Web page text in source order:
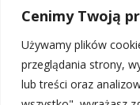
Cenimy Twoją
Używamy plików
przeglądania strony,
lub treści oraz